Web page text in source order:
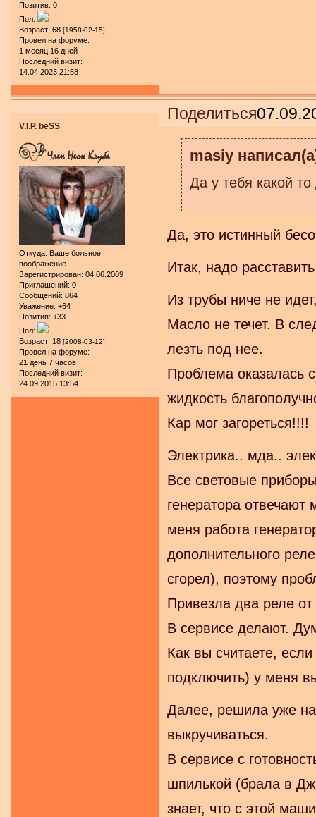
Позитив: 0
Пол:
Возраст: 68 [1958-02-15]
Провел на форуме:
1 месяц 16 дней
Последний визит:
14.04.2023 21:58
Поделиться
V.I.P. beSS
Откуда: Ваше больное
воображение.
Зарегистрирован: 04.06.2009
Приглашений: 0
Сообщений: 864
Уважение: +64
Позитив: +33
Пол:
Возраст: 18 [2008-03-12]
Провел на форуме:
21 день 7 часов
Последний визит:
24.09.2015 13:54
masiy
Да у тебя какой
Да, это истинный
Итак, надо
Из трубы ниче не
Масло не течет. В
лезть под нее.
Проблема оказалась
жидкость
Кар мог загореться!!!!
Электрика.. мда..
Все световые
генератора отвечают
меня работа
дополнительного
сгорел), поэтому
Привезла два реле
В сервисе делают.
Как вы считаете,
подключить) у меня
Далее, решила уже
выкручиваться.
В сервисе с
шпилькой (брала в
знает, что с этой